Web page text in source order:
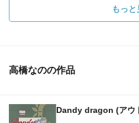
もっと
高橋なのの作品
Dandy dragon (アウ